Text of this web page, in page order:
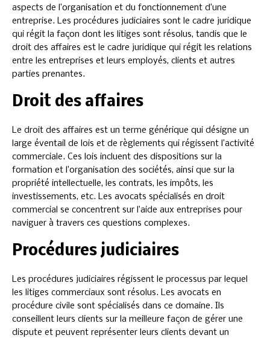
aspects de l’organisation et du fonctionnement d’une
entreprise. Les procédures judiciaires sont le cadre juridique
qui régit la façon dont les litiges sont résolus, tandis que le
droit des affaires est le cadre juridique qui régit les relations
entre les entreprises et leurs employés, clients et autres
parties prenantes.
Droit des affaires
Le droit des affaires est un terme générique qui désigne un
large éventail de lois et de règlements qui régissent l’activité
commerciale. Ces lois incluent des dispositions sur la
formation et l’organisation des sociétés, ainsi que sur la
propriété intellectuelle, les contrats, les impôts, les
investissements, etc. Les avocats spécialisés en droit
commercial se concentrent sur l’aide aux entreprises pour
naviguer à travers ces questions complexes.
Procédures judiciaires
Les procédures judiciaires régissent le processus par lequel
les litiges commerciaux sont résolus. Les avocats en
procédure civile sont spécialisés dans ce domaine. Ils
conseillent leurs clients sur la meilleure façon de gérer une
dispute et peuvent représenter leurs clients devant un